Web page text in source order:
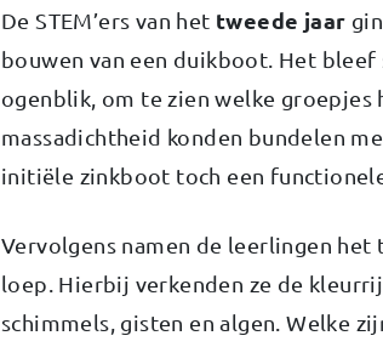
De STEM’ers van het tweede jaar
bouwen van een duikboot. Het
ogenblik, om te zien welke groepjes
massadichtheid konden bundelen
initiële zinkboot toch een
Vervolgens namen de leerlingen
loep. Hierbij verkenden ze de
schimmels, gisten en algen. Welke